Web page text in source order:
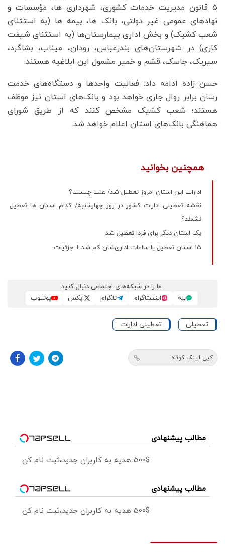
۵ قانون مدیریت خدمات کشوری، شهرداری ها، مؤسسات و
نهادهای عمومی غیر دولتی، بانک ها، بیمه ها (به استثنای
شعب کشیک) و بخش اداری بیمارستان‌ها (به استثنای شیفت
کاری) در شهرستان‌های بندرعباس، رودان، میناب، بشاگرد،
سیریک، جاسک، قشم و خمیر مشمول این ابلاغیه هستند.
حسن زاده ادامه داد: فعالیت واحدها و دستگاه‌های خدمت
رسان برابر روال جاری خواهد بود و بانک‌های استان نیز موظف
هستند؛ شعب کشیک مشخص کنند که از طریق شورای
هماهنگی بانک‌های استان اعلام خواهد شد.
همچنین بخوانید
ادارات این استان امروز تعطیل شد/ علت چیست؟
نقشه تعطیلی ادارات کشور در روز چهارشنبه/ کدام استان ها تعطیل
نشدند؟
یک استان دیگر برای فردا تعطیل شد
15 استان تعطیل یا ساعات اداری‌شان کم شد + جزئیات
ما را در شبکه‌های اجتماعی دنبال کنید
بله
اینستاگرام تلگرام ایکس یوتیوب
تعطیلی تعطیلی ادارات
کپی لینک کوتاه
مطالب پیشنهادی
500$ هدیه به کاربران جدید،ثبت نام کن
مطالب پیشنهادی
500$ هدیه به کاربران جدید،ثبت نام کن